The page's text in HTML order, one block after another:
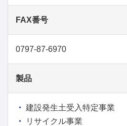
FAX番号
0797-87-6970
製品
建設発生土受入特定事業
リサイクル事業